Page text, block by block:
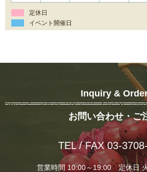
定休日
イベント開催日
Inquiry &
お問い合わせ・ご
TEL / FAX 03-
営業時間 10:00～19:00 定休日